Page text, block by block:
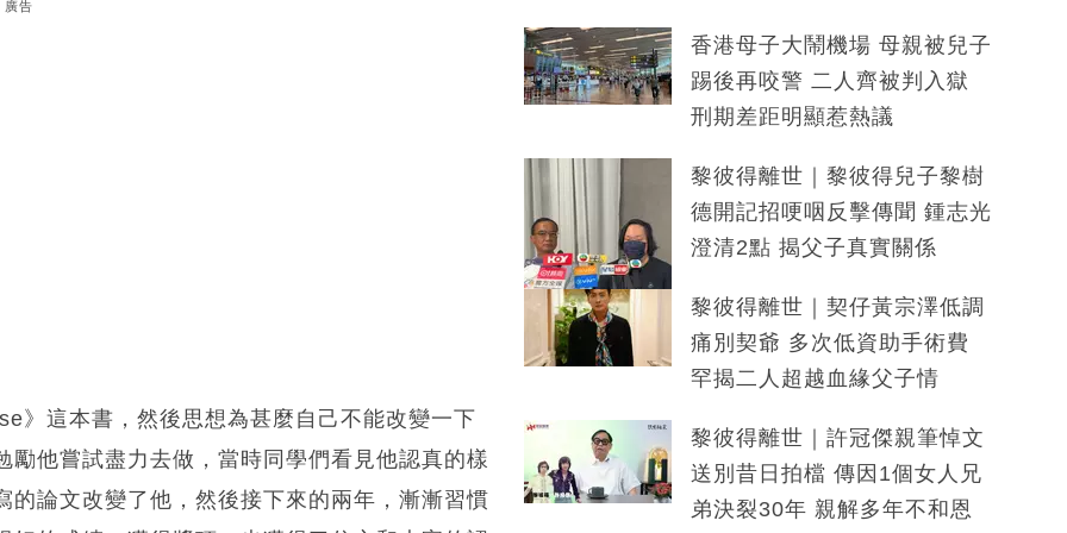
廣告
》這本書，然後思想為甚麼自己不能改變一下
他嘗試盡力去做，當時同學們看見他認真的樣
論文改變了他，然後接下來的兩年，漸漸習慣
香港母子大鬧機場 母親被兒子
踢後再咬警 二人齊被判入獄
刑期差距明顯惹熱議
黎彼得離世｜黎彼得兒子黎樹
德開記招哽咽反擊傳聞 鍾志光
澄清2點 揭父子真實關係
黎彼得離世｜契仔黃宗澤低調
痛別契爺 多次低資助手術費
罕揭二人超越血緣父子情
黎彼得離世｜許冠傑親筆悼文
送別昔日拍檔 傳因1個女人兄
弟決裂30年 親解多年不和恩